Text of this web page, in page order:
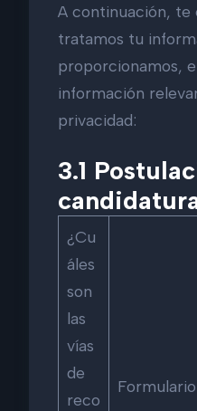
A continuación, te
tratamos tu
proporcionamos,
información
privacidad:
3.1
¿Cu
áles
son
las
vías
de
reco